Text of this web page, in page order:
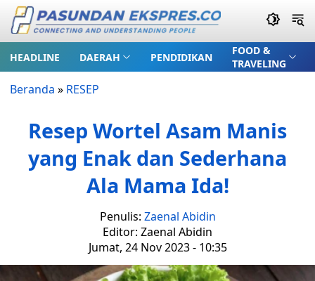
HEADLINE DAERAH PENDIDIKAN
FOOD &
TRAVELING
Beranda » RESEP
Resep Wortel Asam Manis
yang Enak dan Sederhana
Ala Mama Ida!
Penulis: Zaenal Abidin
Editor: Zaenal Abidin
Jumat, 24 Nov 2023 - 10:35